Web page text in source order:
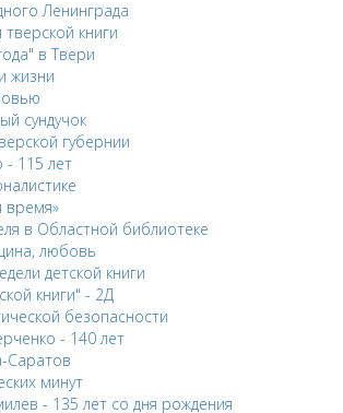
Ленинграда
тверской книги
в Твери
жизни
сундучок
губернии
- 115 лет
время»
в Областной библиотеке
любовь
детской книги
книги" - 2Д
безопасности
- 140 лет
Саратов
минут
- 135 лет со дня рождения